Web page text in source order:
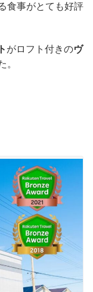
食事がとても好評
がロフト付きのヴ
。